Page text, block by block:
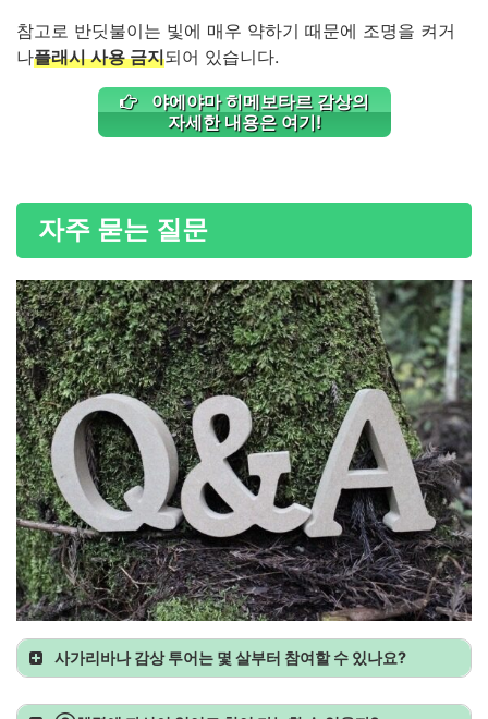
참고로 반딧불이는 빛에 매우 약하기 때문에 조명을 켜거
나플래시 사용 금지되어 있습니다.
야에야마 히메보타르 감상의
자세한 내용은 여기!
자주 묻는 질문
사가리바나 감상 투어는 몇 살부터 참여할 수 있나요?